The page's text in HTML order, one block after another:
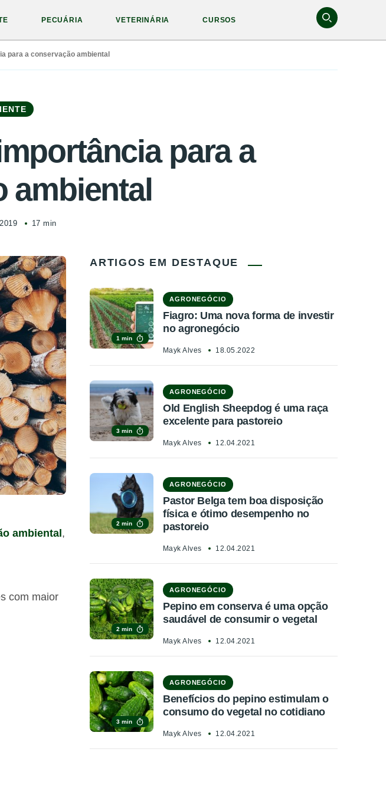
PECUÁRIA VETERINÁRIA CURSOS
para a conservação ambiental
para a
ambiental
17 min
ambiental ,
com maior
ARTIGOS EM DESTAQUE
1 min
AGRONEGÓCIO
Fiagro: Uma nova forma de investir
no agronegócio
Mayk Alves 18.05.2022
3 min
AGRONEGÓCIO
Old English Sheepdog é uma raça
excelente para pastoreio
Mayk Alves 12.04.2021
2 min
AGRONEGÓCIO
Pastor Belga tem boa disposição
física e ótimo desempenho no
pastoreio
Mayk Alves 12.04.2021
2 min
AGRONEGÓCIO
Pepino em conserva é uma opção
saudável de consumir o vegetal
Mayk Alves 12.04.2021
3 min
AGRONEGÓCIO
Benefícios do pepino estimulam o
consumo do vegetal no cotidiano
Mayk Alves 12.04.2021